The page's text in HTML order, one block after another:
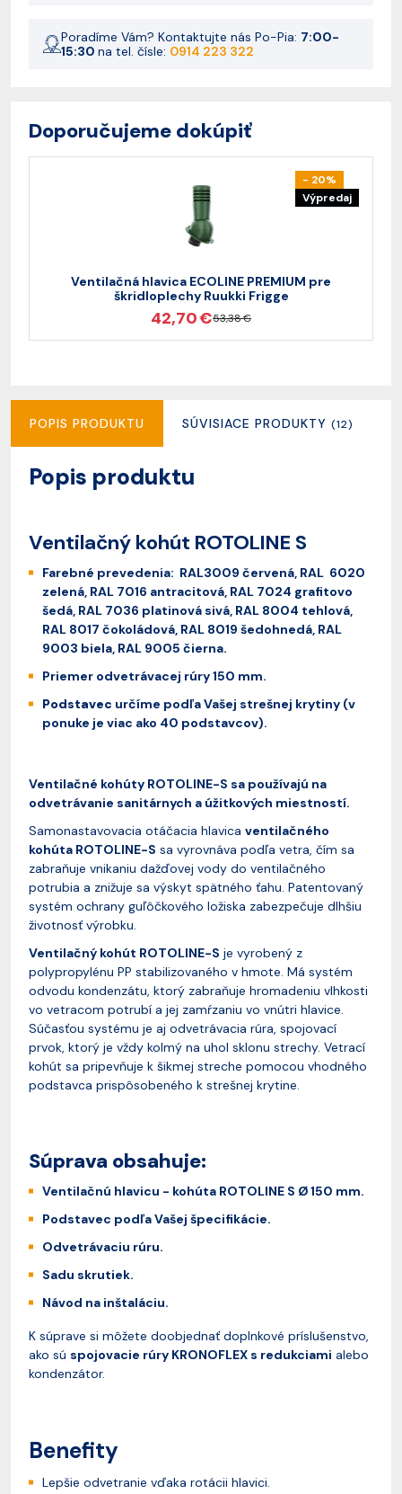
Poradíme Vám? Kontaktujte nás Po-Pia: 7:00-
15:30 na tel. čísle: 0914 223 322
Doporučujeme dokúpiť
- 20%
Výpredaj
Ventilačná hlavica ECOLINE PREMIUM pre
škridloplechy Ruukki Frigge
42,70 €53,38 €
POPIS PRODUKTU SÚVISIACE PRODUKTY (12)
Popis produktu
Ventilačný kohút ROTOLINE S
Farebné prevedenia: RAL3009 červená, RAL 6020
zelená, RAL 7016 antracitová, RAL 7024 grafitovo
šedá, RAL 7036 platinová sivá, RAL 8004 tehlová,
RAL 8017 čokoládová, RAL 8019 šedohnedá, RAL
9003 biela, RAL 9005 čierna.
Priemer odvetrávacej rúry 150 mm.
Podstavec určíme podľa Vašej strešnej krytiny (v
ponuke je viac ako 40 podstavcov).
Ventilačné kohúty ROTOLINE-S sa používajú na
odvetrávanie sanitárnych a úžitkových miestností.
Samonastavovacia otáčacia hlavica ventilačného
kohúta ROTOLINE-S sa vyrovnáva podľa vetra, čím sa
zabraňuje vnikaniu dažďovej vody do ventilačného
potrubia a znižuje sa výskyt spätného ťahu. Patentovaný
systém ochrany guľôčkového ložiska zabezpečuje dlhšiu
životnosť výrobku.
Ventilačný kohút ROTOLINE-S je vyrobený z
polypropylénu PP stabilizovaného v hmote. Má systém
odvodu kondenzátu, ktorý zabraňuje hromadeniu vlhkosti
vo vetracom potrubí a jej zamŕzaniu vo vnútri hlavice.
Súčasťou systému je aj odvetrávacia rúra, spojovací
prvok, ktorý je vždy kolmý na uhol sklonu strechy. Vetrací
kohút sa pripevňuje k šikmej streche pomocou vhodného
podstavca prispôsobeného k strešnej krytine.
Súprava obsahuje:
Ventilačnú hlavicu - kohúta ROTOLINE S Ø 150 mm.
Podstavec podľa Vašej špecifikácie.
Odvetrávaciu rúru.
Sadu skrutiek.
Návod na inštaláciu.
K súprave si môžete doobjednať doplnkové príslušenstvo,
ako sú spojovacie rúry KRONOFLEX s redukciami alebo
kondenzátor.
Benefity
Lepšie odvetranie vďaka rotácii hlavici.